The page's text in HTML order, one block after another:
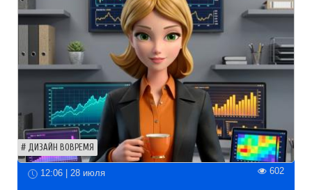
ДИЗАЙН ВОВРЕМЯ
12:06 | 28 июля 602